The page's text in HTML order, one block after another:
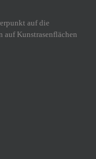
auf die
auf Kunstrasenflächen